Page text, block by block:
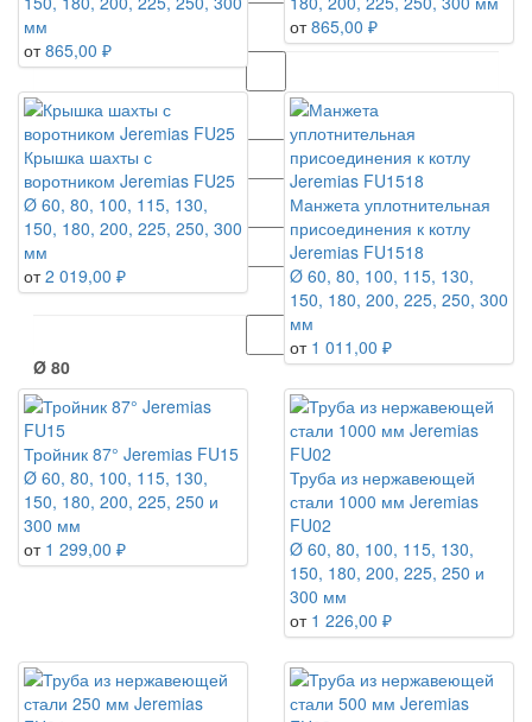
Ø 225
Ø 250
Ø 300
Ø 60
Ø 80
мм
от 865,00 ₽
от 865,00 ₽
Крышка шахты с
воротником Jeremias FU25
Ø 60, 80, 100, 115, 130,
150, 180, 200, 225, 250, 300
мм
от 2 019,00 ₽
Манжета уплотнительная
присоединения к котлу
Jeremias FU1518
Ø 60, 80, 100, 115, 130,
150, 180, 200, 225, 250, 300
мм
от 1 011,00 ₽
Тройник 87° Jeremias FU15
Ø 60, 80, 100, 115, 130,
150, 180, 200, 225, 250 и
300 мм
от 1 299,00 ₽
Труба из нержавеющей
стали 1000 мм Jeremias
FU02
Ø 60, 80, 100, 115, 130,
150, 180, 200, 225, 250 и
300 мм
от 1 226,00 ₽